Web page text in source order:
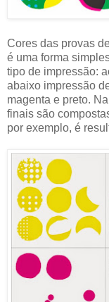
Cores das provas
é uma forma
tipo de impressão:
abaixo impressão
magenta e preto.
finais são
por exemplo, é